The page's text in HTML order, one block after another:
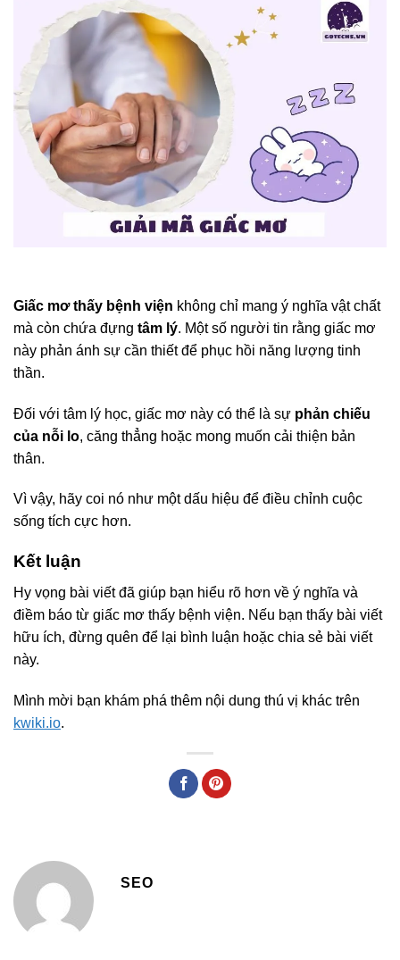
Giấc mơ thấy bệnh viện không chỉ mang ý nghĩa vật chất
mà còn chứa đựng tâm lý. Một số người tin rằng giấc mơ
này phản ánh sự cần thiết để phục hồi năng lượng tinh
thần.
Đối với tâm lý học, giấc mơ này có thể là sự phản chiếu
của nỗi lo, căng thẳng hoặc mong muốn cải thiện bản
thân.
Vì vậy, hãy coi nó như một dấu hiệu để điều chỉnh cuộc
sống tích cực hơn.
Kết luận
Hy vọng bài viết đã giúp bạn hiểu rõ hơn về ý nghĩa và
điềm báo từ giấc mơ thấy bệnh viện. Nếu bạn thấy bài viết
hữu ích, đừng quên để lại bình luận hoặc chia sẻ bài viết
này.
Mình mời bạn khám phá thêm nội dung thú vị khác trên
kwiki.io.
SEO